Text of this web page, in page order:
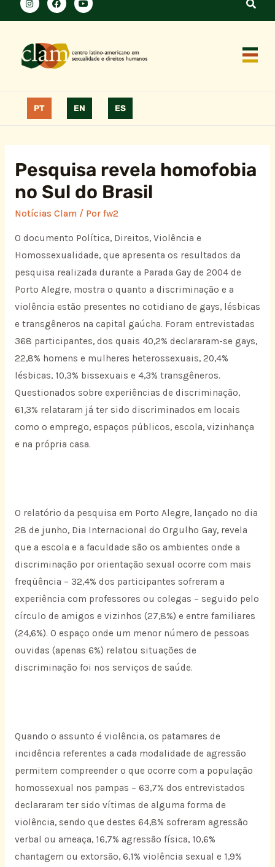
PT EN ES
Pesquisa revela homofobia
no Sul do Brasil
Notícias Clam/ Por fw2
O documento Política, Direitos, Violência e
Homossexualidade, que apresenta os resultados da
pesquisa realizada durante a Parada Gay de 2004 de
Porto Alegre, mostra o quanto a discriminação e a
violência estão presentes no cotidiano de gays, lésbicas
e transgêneros na capital gaúcha. Foram entrevistadas
368 participantes, dos quais 40,2% declararam-se gays,
22,8% homens e mulheres heterossexuais, 20,4%
lésbicas, 10,3% bissexuais e 4,3% transgêneros.
Questionados sobre experiências de discriminação,
61,3% relataram já ter sido discriminados em locais
como o emprego, espaços públicos, escola, vizinhança
e na própria casa.
O relatório da pesquisa em Porto Alegre, lançado no dia
28 de junho, Dia Internacional do Orgulho Gay, revela
que a escola e a faculdade são os ambientes onde a
discriminação por orientação sexual ocorre com mais
freqüência – 32,4% dos participantes sofreram a
experiência com professores ou colegas – seguido pelo
círculo de amigos e vizinhos (27,8%) e entre familiares
(24,6%). O espaço onde um menor número de pessoas
ouvidas (apenas 6%) relatou situações de
discriminação foi nos serviços de saúde.
Quando o assunto é violência, os patamares de
incidência referentes a cada modalidade de agressão
permitem compreender o que ocorre com a população
homossexual nos pampas – 63,7% dos entrevistados
declararam ter sido vítimas de alguma forma de
violência, sendo que destes 64,8% sofreram agressão
verbal ou ameaça, 16,7% agressão física, 10,6%
chantagem ou extorsão, 6,1% violência sexual e 1,9%